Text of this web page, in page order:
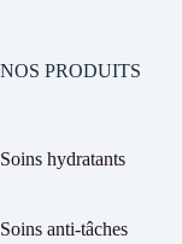
NOS PRODUITS
Soins hydratants
Soins anti-tâches